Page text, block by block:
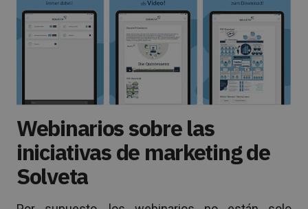
Webinarios sobre las
iniciativas de marketing de
Solveta